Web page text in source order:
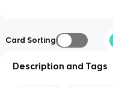
Card Sorting
Description and Tags